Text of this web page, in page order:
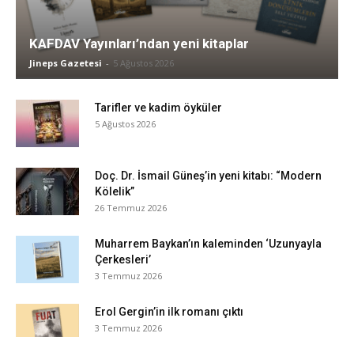
KAFDAV Yayınları’ndan yeni kitaplar
Jineps Gazetesi - 5 Ağustos 2026
Tarifler ve kadim öyküler
5 Ağustos 2026
Doç. Dr. İsmail Güneş’in yeni kitabı: “Modern
Kölelik”
26 Temmuz 2026
Muharrem Baykan’ın kaleminden ‘Uzunyayla
Çerkesleri’
3 Temmuz 2026
Erol Gergin’in ilk romanı çıktı
3 Temmuz 2026